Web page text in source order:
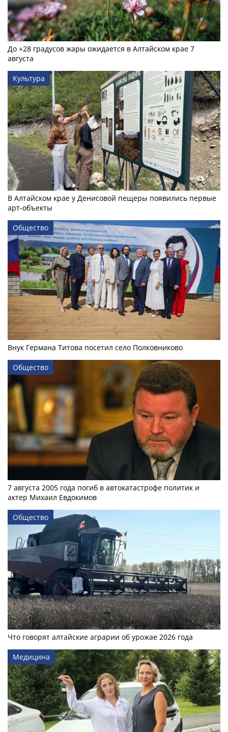
До +28 градусов жары ожидается в Алтайском крае 7
августа
Культура
В Алтайском крае у Денисовой пещеры появились первые
арт-объекты
Общество
Внук Германа Титова посетил село Полковниково
Общество
7 августа 2005 года погиб в автокатастрофе политик и
актер Михаил Евдокимов
Общество
Что говорят алтайские аграрии об урожае 2026 года
Медицина